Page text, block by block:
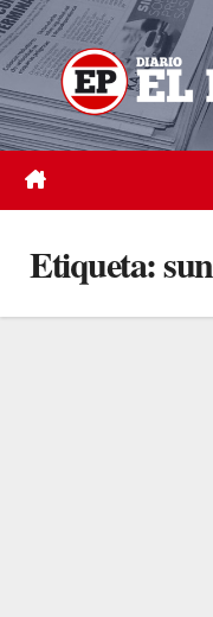
Skip
to
content
Etiqueta: